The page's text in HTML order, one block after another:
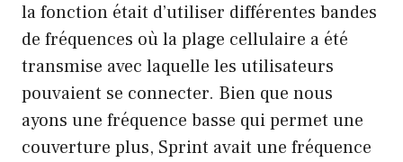
la fonction était d’utiliser différentes bandes
de fréquences où la plage cellulaire a été
transmise avec laquelle les utilisateurs
pouvaient se connecter. Bien que nous
ayons une fréquence basse qui permet une
couverture plus, Sprint avait une fréquence